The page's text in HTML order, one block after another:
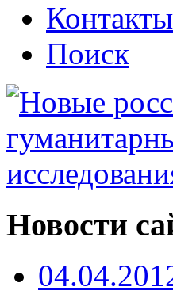
Контакты
Поиск
Новости